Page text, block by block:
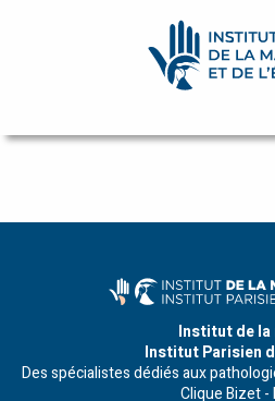
Institut de la
Institut Parisien
Des spécialistes dédiés aux
Clique Bizet -
accueil